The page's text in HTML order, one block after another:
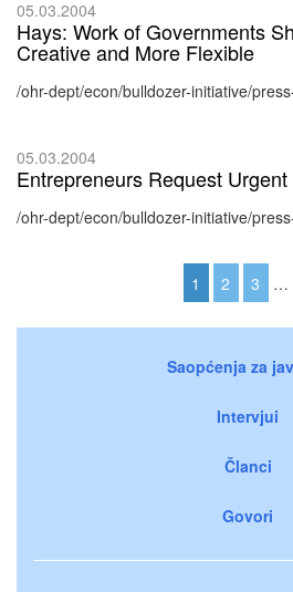
05.03.2004
Hays: Work of Governments
Creative and More Flexible
/ohr-dept/econ/bulldozer-initiative/
05.03.2004
Entrepreneurs Request
/ohr-dept/econ/bulldozer-initiative/
1 2 3 …
Saopćenja za
Intervjui
Članci
Govori